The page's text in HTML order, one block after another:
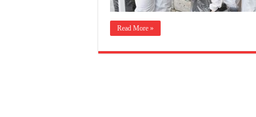
Read More »